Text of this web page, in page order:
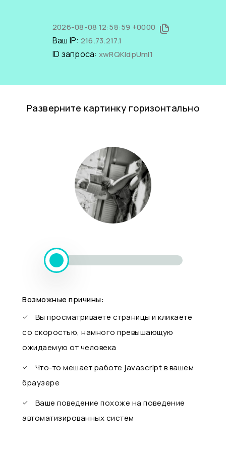
2026-08-08 12:58:59 +0000
Ваш IP: 216.73.217.1
ID запроса: xwRQKIdpUmI1
Разверните картинку горизонтально
Возможные причины:
Вы просматриваете страницы и кликаете
со скоростью, намного превышающую
ожидаемую от человека
Что-то мешает работе javascript в вашем
браузере
Ваше поведение похоже на поведение
автоматизированных систем